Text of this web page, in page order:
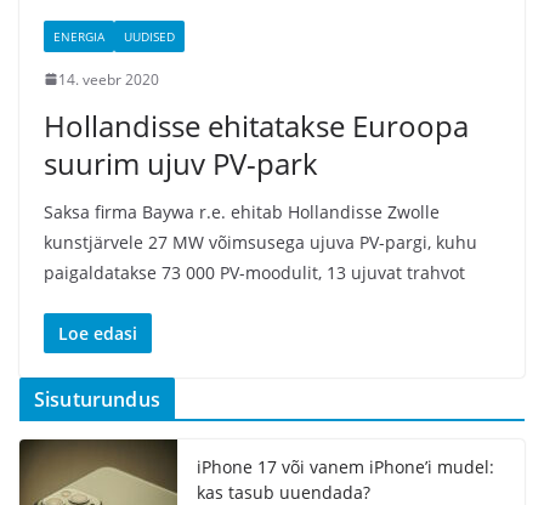
ENERGIA UUDISED
14. veebr 2020
Hollandisse ehitatakse Euroopa
suurim ujuv PV-park
Saksa firma Baywa r.e. ehitab Hollandisse Zwolle
kunstjärvele 27 MW võimsusega ujuva PV-pargi, kuhu
paigaldatakse 73 000 PV-moodulit, 13 ujuvat trahvot
Loe edasi
Sisuturundus
iPhone 17 või vanem iPhone’i mudel:
kas tasub uuendada?